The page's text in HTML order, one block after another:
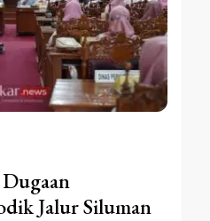
Jalur Siluman